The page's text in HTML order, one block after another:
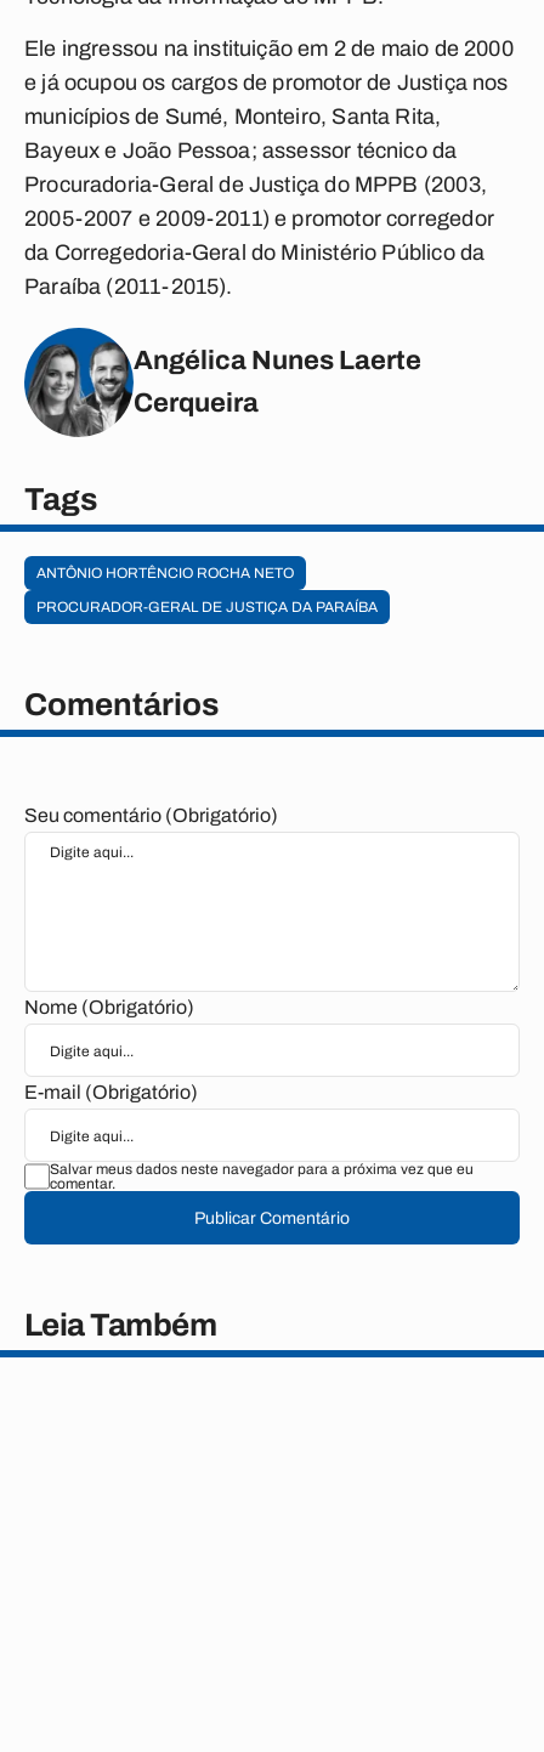
Ele ingressou na instituição em 2 de maio de 2000
e já ocupou os cargos de promotor de Justiça nos
municípios de Sumé, Monteiro, Santa Rita,
Bayeux e João Pessoa; assessor técnico da
Procuradoria-Geral de Justiça do MPPB (2003,
2005-2007 e 2009-2011) e promotor corregedor
da Corregedoria-Geral do Ministério Público da
Paraíba (2011-2015).
Angélica Nunes Laerte
Cerqueira
Tags
ANTÔNIO HORTÊNCIO ROCHA NETO
PROCURADOR-GERAL DE JUSTIÇA DA PARAÍBA
Comentários
Seu comentário (Obrigatório)
Nome (Obrigatório)
E-mail (Obrigatório)
Salvar meus dados neste navegador para a próxima vez que eu
comentar.
Publicar Comentário
Leia Também